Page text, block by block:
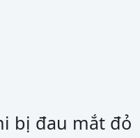
bị đau mắt đỏ